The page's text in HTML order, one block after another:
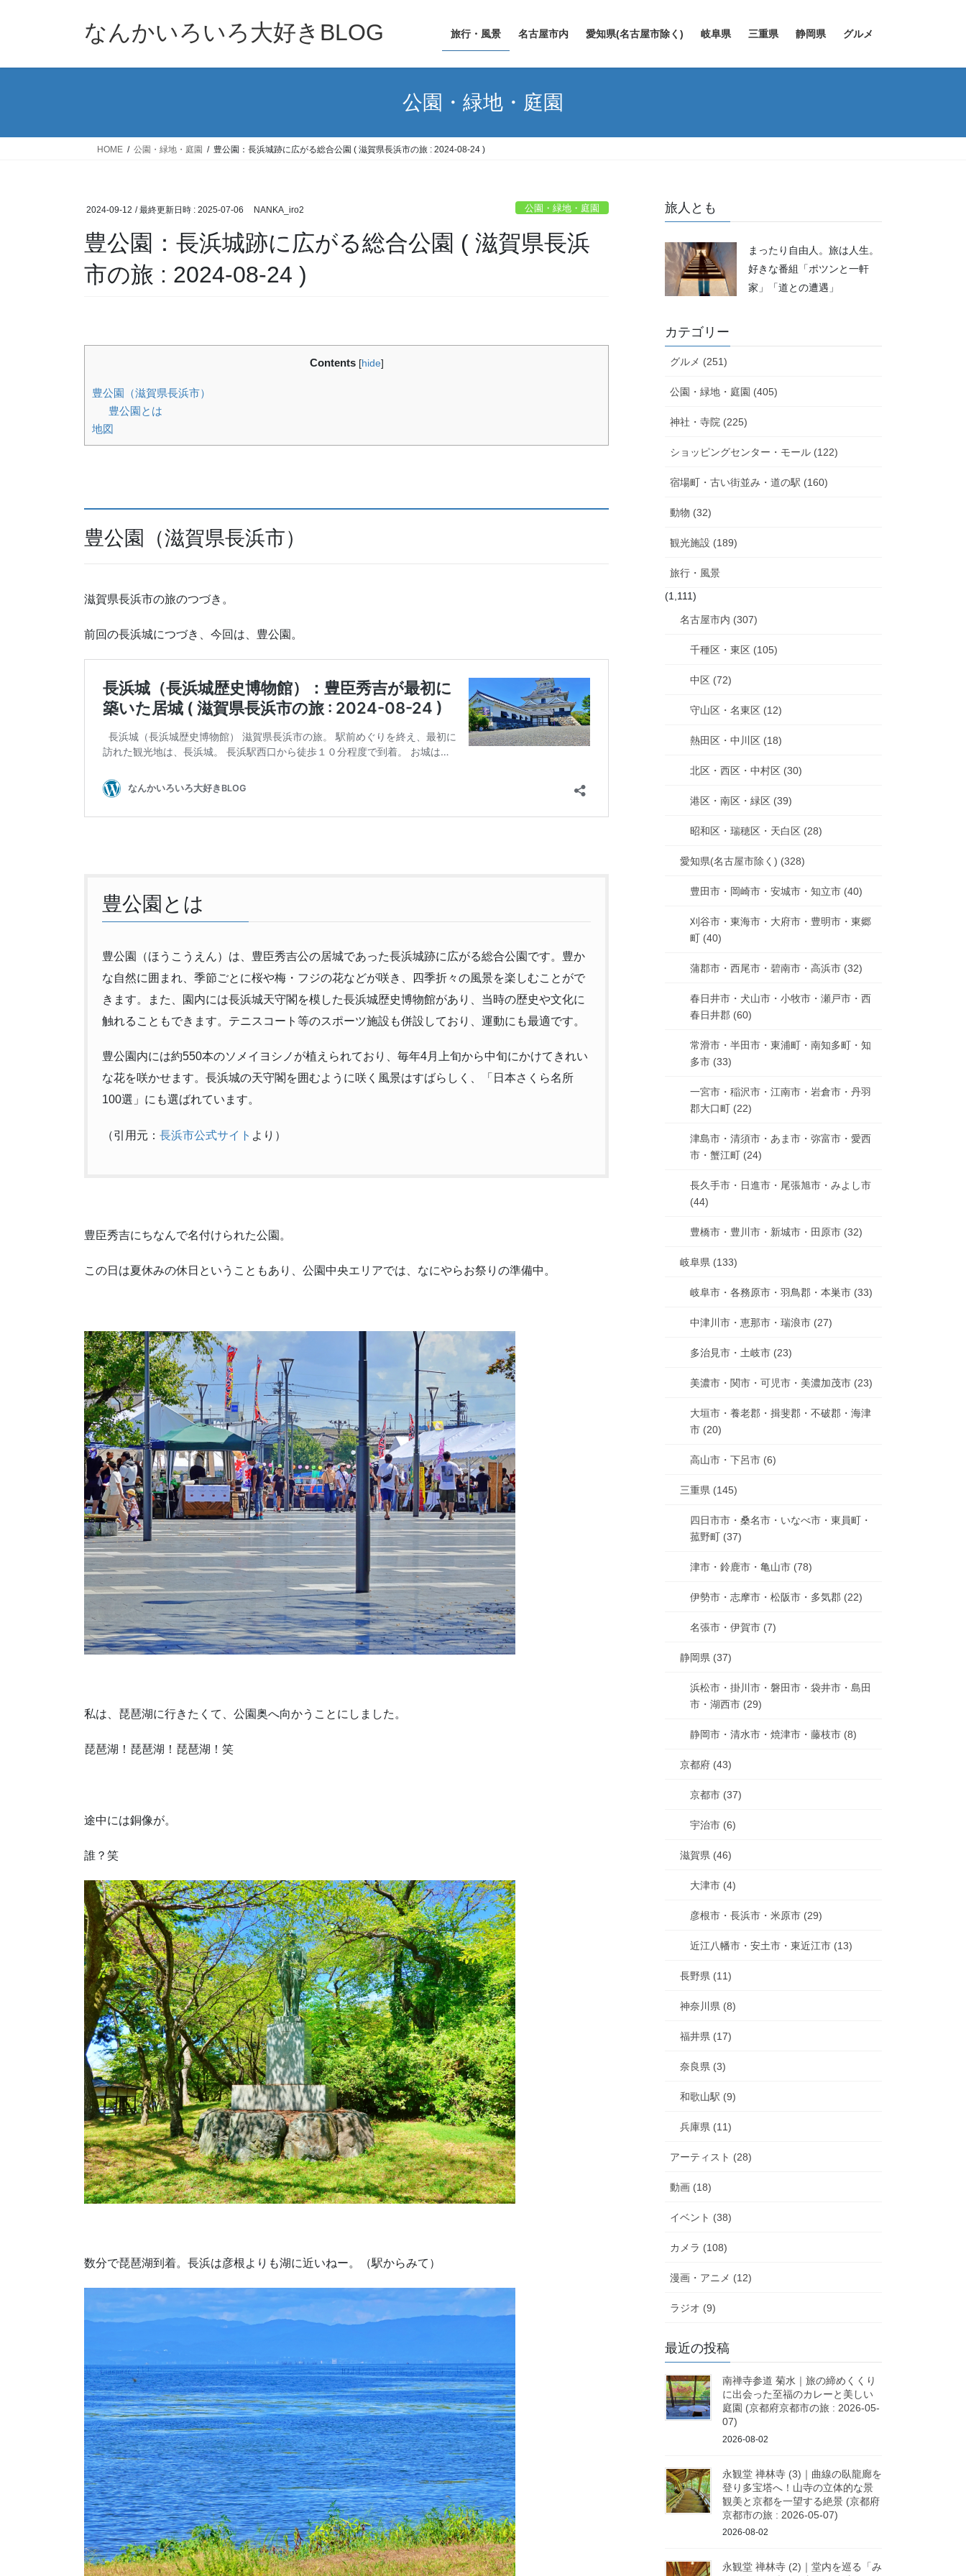
なんかいろいろ大好きBLOG 旅行・風景 名古屋市内 愛知県(名古屋市除く) 岐阜県 三重県 静岡県 グルメ
公園・緑地・庭園
HOME 公園・緑地・庭園 豊公園：長浜城跡に広がる総合公園 ( 滋賀県長浜市の旅 : 2024-08-24 )
2024-09-12 / 最終更新日時 : 2025-07-06 NANKA_iro2 公園・緑地・庭園
豊公園：長浜城跡に広がる総合公園 ( 滋賀県長浜
市の旅 : 2024-08-24 )
Contents [hide]
豊公園（滋賀県長浜市）
豊公園とは
地図
豊公園（滋賀県長浜市）
滋賀県長浜市の旅のつづき。
前回の長浜城につづき、今回は、豊公園。
豊公園とは
豊公園（ほうこうえん）は、豊臣秀吉公の居城であった長浜城跡に広がる総合公園です。豊か
な自然に囲まれ、季節ごとに桜や梅・フジの花などが咲き、四季折々の風景を楽しむことがで
きます。また、園内には長浜城天守閣を模した長浜城歴史博物館があり、当時の歴史や文化に
触れることもできます。テニスコート等のスポーツ施設も併設しており、運動にも最適です。
豊公園内には約550本のソメイヨシノが植えられており、毎年4月上旬から中旬にかけてきれい
な花を咲かせます。長浜城の天守閣を囲むように咲く風景はすばらしく、「日本さくら名所
100選」にも選ばれています。
（引用元： 長浜市公式サイト より）
豊臣秀吉にちなんで名付けられた公園。
この日は夏休みの休日ということもあり、公園中央エリアでは、なにやらお祭りの準備中。
私は、琵琶湖に行きたくて、公園奥へ向かうことにしました。
琵琶湖！琵琶湖！琵琶湖！笑
途中には銅像が。
誰？笑
数分で琵琶湖到着。長浜は彦根よりも湖に近いねー。（駅からみて）
旅人とも
まったり自由人。旅は人生。
好きな番組「ポツンと一軒
家」「道との遭遇」
カテゴリー
グルメ (251)
公園・緑地・庭園 (405)
神社・寺院 (225)
ショッピングセンター・モール (122)
宿場町・古い街並み・道の駅 (160)
動物 (32)
観光施設 (189)
旅行・風景
(1,111)
名古屋市内 (307)
千種区・東区 (105)
中区 (72)
守山区・名東区 (12)
熱田区・中川区 (18)
北区・西区・中村区 (30)
港区・南区・緑区 (39)
昭和区・瑞穂区・天白区 (28)
愛知県(名古屋市除く) (328)
豊田市・岡崎市・安城市・知立市 (40)
刈谷市・東海市・大府市・豊明市・東郷
町 (40)
蒲郡市・西尾市・碧南市・高浜市 (32)
春日井市・犬山市・小牧市・瀬戸市・西
春日井郡 (60)
常滑市・半田市・東浦町・南知多町・知
多市 (33)
一宮市・稲沢市・江南市・岩倉市・丹羽
郡大口町 (22)
津島市・清須市・あま市・弥富市・愛西
市・蟹江町 (24)
長久手市・日進市・尾張旭市・みよし市
(44)
豊橋市・豊川市・新城市・田原市 (32)
岐阜県 (133)
岐阜市・各務原市・羽鳥郡・本巣市 (33)
中津川市・恵那市・瑞浪市 (27)
多治見市・土岐市 (23)
美濃市・関市・可児市・美濃加茂市 (23)
大垣市・養老郡・揖斐郡・不破郡・海津
市 (20)
高山市・下呂市 (6)
三重県 (145)
四日市市・桑名市・いなべ市・東員町・
菰野町 (37)
津市・鈴鹿市・亀山市 (78)
伊勢市・志摩市・松阪市・多気郡 (22)
名張市・伊賀市 (7)
静岡県 (37)
浜松市・掛川市・磐田市・袋井市・島田
市・湖西市 (29)
静岡市・清水市・焼津市・藤枝市 (8)
京都府 (43)
京都市 (37)
宇治市 (6)
滋賀県 (46)
大津市 (4)
彦根市・長浜市・米原市 (29)
近江八幡市・安土市・東近江市 (13)
長野県 (11)
神奈川県 (8)
福井県 (17)
奈良県 (3)
和歌山駅 (9)
兵庫県 (11)
アーティスト (28)
動画 (18)
イベント (38)
カメラ (108)
漫画・アニメ (12)
ラジオ (9)
最近の投稿
南禅寺参道 菊水｜旅の締めくくり
に出会った至福のカレーと美しい
庭園 (京都府京都市の旅 : 2026-05-
07)
2026-08-02
永観堂 禅林寺 (3)｜曲線の臥龍廊を
登り多宝塔へ！山寺の立体的な景
観美と京都を一望する絶景 (京都府
京都市の旅 : 2026-05-07)
2026-08-02
永観堂 禅林寺 (2)｜堂内を巡る「み